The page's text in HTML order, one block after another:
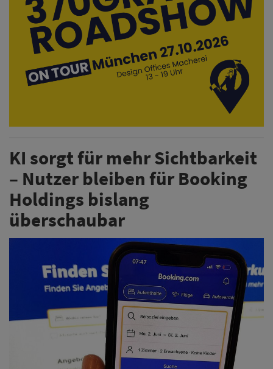
KI sorgt für mehr Sichtbarkeit
– Nutzer bleiben für Booking
Holdings bislang
überschaubar